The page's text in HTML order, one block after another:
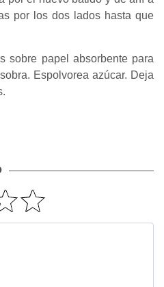
por los dos lados hasta que
sobre papel absorbente para
Espolvorea azúcar. Deja